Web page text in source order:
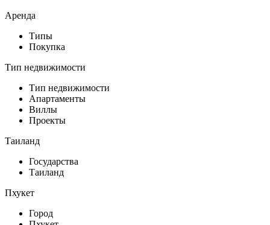
Аренда
Типы
Покупка
Тип недвижимости
Тип недвижимости
Апартаменты
Виллы
Проекты
Таиланд
Государства
Таиланд
Пхукет
Город